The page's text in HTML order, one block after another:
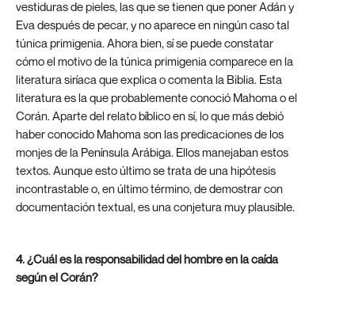
vestiduras de pieles, las que se tienen que poner Adán y
Eva después de pecar, y no aparece en ningún caso tal
túnica primigenia. Ahora bien, sí se puede constatar
cómo el motivo de la túnica primigenia comparece en la
literatura siríaca que explica o comenta la Biblia. Esta
literatura es la que probablemente conoció Mahoma o el
Corán. Aparte del relato bíblico en sí, lo que más debió
haber conocido Mahoma son las predicaciones de los
monjes de la Península Arábiga. Ellos manejaban estos
textos. Aunque esto último se trata de una hipótesis
incontrastable o, en último término, de demostrar con
documentación textual, es una conjetura muy plausible.
4. ¿Cuál es la responsabilidad del hombre en la caída
según el Corán?